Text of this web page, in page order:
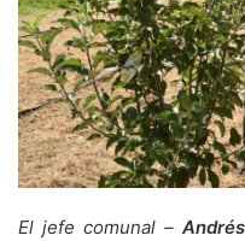
El jefe comunal –